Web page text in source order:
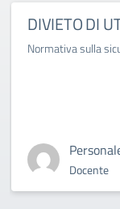
DIVIETO DI
Normativa sulla
Docente